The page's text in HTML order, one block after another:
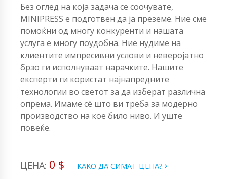
Без оглед на која задача се соочувате,
MINIPRESS е подготвен да ја преземе. Ние сме
помоќни од многу конкуренти и нашата
услуга е многу поудобна. Ние нудиме на
клиентите импресивни услови и неверојатно
брзо ги исполнуваат нарачките. Нашите
експерти ги користат најнапредните
технологии во светот за да изберат различна
опрема. Имаме сè што ви треба за модерно
производство на кое било ниво. И уште
повеќе.
ЦЕНА: 0 $ КАКО ДА СИМАТ ЦЕНА?